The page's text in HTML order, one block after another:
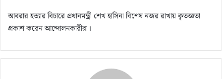
আবরার হত্যার বিচারে প্রধানমন্ত্রী শেখ হাসিনা বিশেষ নজর রাখায় কৃতজ্ঞতা
প্রকাশ করেন আন্দোলনকারীরা।